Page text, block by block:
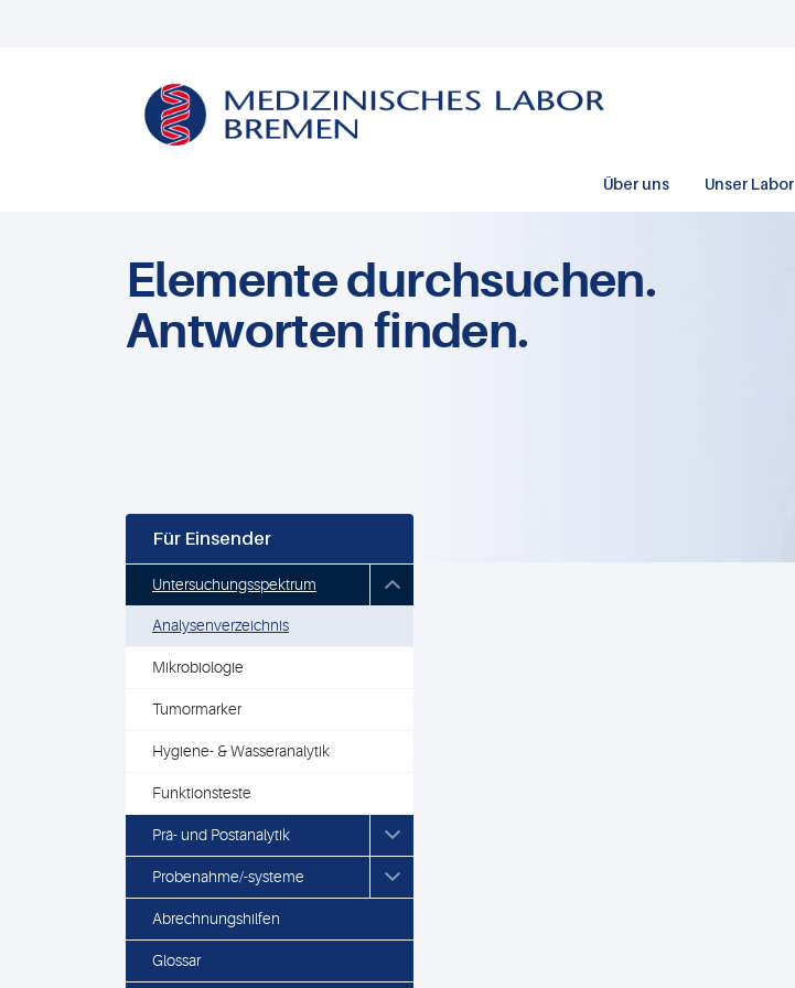
Über uns Unser Labor
Elemente durchsuchen.
Antworten finden.
Für Einsender
Untersuchungsspektrum
Analysenverzeichnis
Mikrobiologie
Tumormarker
Hygiene- & Wasseranalytik
Funktionsteste
Prä- und Postanalytik
Probenahme/-systeme
Abrechnungshilfen
Glossar